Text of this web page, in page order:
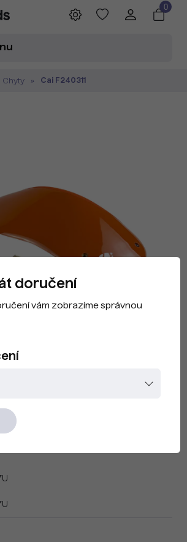
0
Chyty Cai F240311
Purple US
doručení
vám zobrazíme správnou